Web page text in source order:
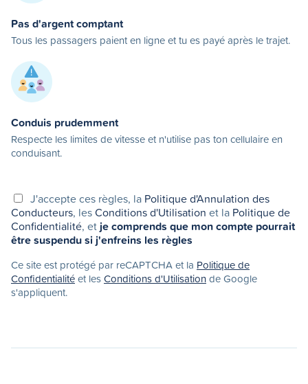
Pas d'argent comptant
Tous les passagers paient en ligne et tu es payé après le trajet.
Conduis prudemment
Respecte les limites de vitesse et n'utilise pas ton cellulaire en
conduisant.
J'accepte ces règles, la Politique d'Annulation des
Conducteurs, lesConditions d'Utilisation et la Politique de
Confidentialité, etje comprends que mon compte pourrait
être suspendu si j'enfreins les règles
Ce site est protégé par reCAPTCHA et la Politique de
Confidentialitéet lesConditions d'Utilisationde Google
s'appliquent.